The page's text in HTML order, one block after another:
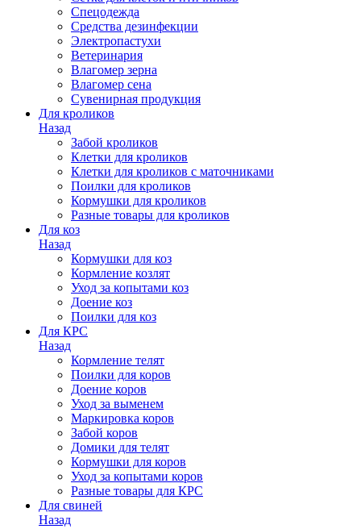
Спецодежда
Средства дезинфекции
Электропастухи
Ветеринария
Влагомер зерна
Влагомер сена
Сувенирная продукция
Для кроликов
Назад
Забой кроликов
Клетки для кроликов
Клетки для кроликов с маточниками
Поилки для кроликов
Кормушки для кроликов
Разные товары для кроликов
Для коз
Назад
Кормушки для коз
Кормление козлят
Уход за копытами коз
Доение коз
Поилки для коз
Для КРС
Назад
Кормление телят
Поилки для коров
Доение коров
Уход за выменем
Маркировка коров
Забой коров
Домики для телят
Кормушки для коров
Уход за копытами коров
Разные товары для КРС
Для свиней
Назад